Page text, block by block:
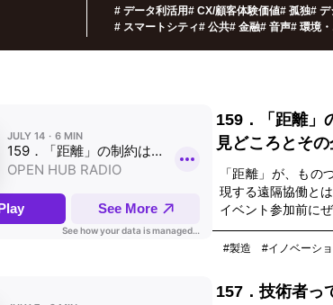
# データ利活用# CX/顧客体験価値# 孤独# デ
# スマートシティ# 公共# 金融# 音声# 環境
159．「距離」
見どころとそ
「距離」が、もの
現する遠隔協働と
イベント参加前に
#製造 #イノベーシ
157．技術者っ